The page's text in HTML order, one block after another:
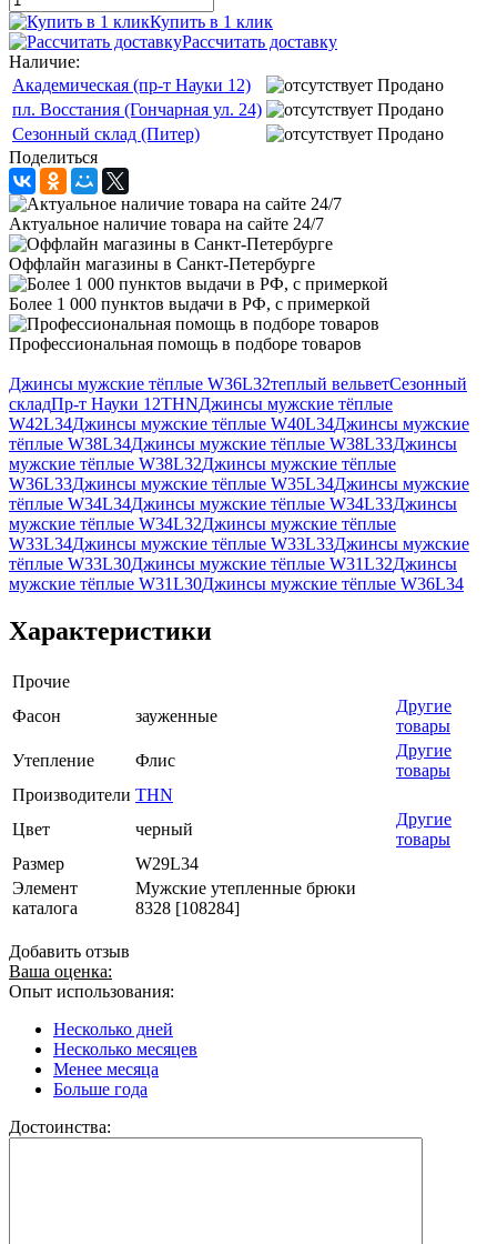
Купить в 1 клик
Рассчитать доставку
Наличие:
Академическая (пр-т Науки 12)
Продано
пл. Восстания (Гончарная ул. 24)
Продано
Сезонный склад (Питер)
Продано
Поделиться
Актуальное наличие товара на сайте 24/7
Оффлайн магазины в Санкт-Петербурге
Более 1 000 пунктов выдачи в РФ, с примеркой
Профессиональная помощь в подборе товаров
Джинсы мужские тёплые W36L32теплый вельветСезонный
складПр-т Науки 12THNДжинсы мужские тёплые
W42L34Джинсы мужские тёплые W40L34Джинсы мужские
тёплые W38L34Джинсы мужские тёплые W38L33Джинсы
мужские тёплые W38L32Джинсы мужские тёплые
W36L33Джинсы мужские тёплые W35L34Джинсы мужские
тёплые W34L34Джинсы мужские тёплые W34L33Джинсы
мужские тёплые W34L32Джинсы мужские тёплые
W33L34Джинсы мужские тёплые W33L33Джинсы мужские
тёплые W33L30Джинсы мужские тёплые W31L32Джинсы
мужские тёплые W31L30Джинсы мужские тёплые W36L34
Характеристики
Прочие
Фасон
зауженные
Другие
товары
Утепление
Флис
Другие
товары
Производители THN
Цвет
черный
Другие
товары
Размер
W29L34
Элемент
каталога
Мужские утепленные брюки
8328 [108284]
Добавить отзыв
Ваша оценка:
Опыт использования:
Несколько дней
Несколько месяцев
Менее месяца
Больше года
Достоинства: